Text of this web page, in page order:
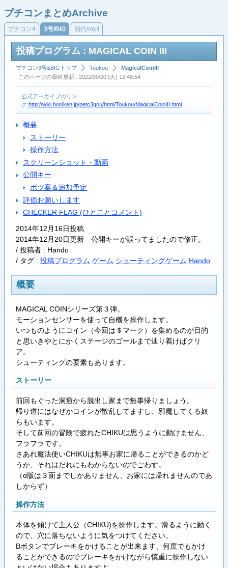
プチコンまとめArchive
プチコン4 3号/BIG 初代/mkII
投稿プログラム : MAGICAL COIN III
プチコン3号&BIGトップ Toukou
MagicalCoinIII
このページの最終更新 : 2022/09/20 (火) 12:48:54
公式アーカイブのリン
ク:http://wiki.hosiken.jp/petc3gou/html/Toukou/MagicalCoinIII.html
概要
ストーリー
操作方法
スクリーンショット・動画
公開キー
ボツ案＆追加予定
評価お願いします
CHECKER FLAG (ひとことコメント)
2014年12月16日投稿
2014年12月20日更新 公開キーが誤ってましたので修正。
/ 投稿者 : Hando
/ タグ : 投稿プログラム ゲーム シューティングゲーム Hando
概要
MAGICAL COINシリーズ第３弾。
モーションセンサーを使って自機を操作します。
いつものようにコイン（今回は＄マーク）を集めるのが目的
と思いきやとにかくステージのゴールまで辿り着けばクリ
ア。
シューティングの要素もあります。
ストーリー
前回もぐった洞窟から脱出し家まで無事帰りましょう。
帰り道にはなぜかコインが散乱してますし、邪魔してくる奴
らもいます。
そして前回の冒険で疲れたCHIKUは思うように動けません、
フラフラです。
さあれ魔法使いCHIKUは無事お家に帰ることができるのかど
うか、それはだれにもわからないのでごわす。
（α版は３面までしかありません、お家には帰れませんのであ
しからず）
操作方法
本体を傾けて主人公（CHIKU)を操作します。滑るように動く
ので、穴に落ちないように気をつけてください。
Bボタンでブレーキをかけることが出来ます、何度でもかけ
ることができるのでブレーキをかけながら慎重に操作しない